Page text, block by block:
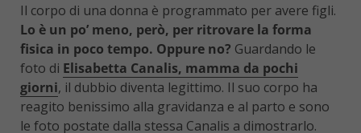
Il corpo di una donna è programmato per avere figli.
Lo è un po’ meno, però, per ritrovare la forma
fisica in poco tempo. Oppure no? Guardando le
foto di Elisabetta Canalis, mamma da pochi
giorni, il dubbio diventa legittimo. Il suo corpo ha
reagito benissimo alla gravidanza e al parto e sono
le foto postate dalla stessa Canalis a dimostrarlo.